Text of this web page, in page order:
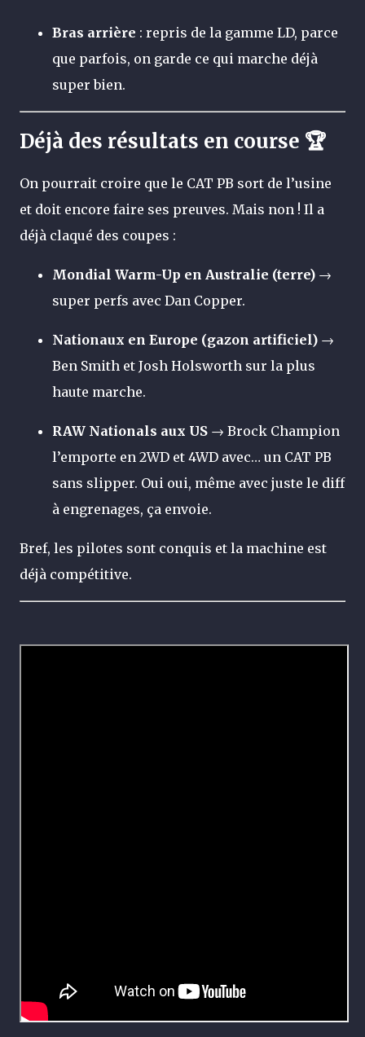
Bras arrière : repris de la gamme LD, parce
que parfois, on garde ce qui marche déjà
super bien.
Déjà des résultats en course 🏆
On pourrait croire que le CAT PB sort de l’usine
et doit encore faire ses preuves. Mais non ! Il a
déjà claqué des coupes :
Mondial Warm-Up en Australie (terre) →
super perfs avec Dan Copper.
Nationaux en Europe (gazon artificiel) →
Ben Smith et Josh Holsworth sur la plus
haute marche.
RAW Nationals aux US → Brock Champion
l’emporte en 2WD et 4WD avec… un CAT PB
sans slipper. Oui oui, même avec juste le diff
à engrenages, ça envoie.
Bref, les pilotes sont conquis et la machine est
déjà compétitive.